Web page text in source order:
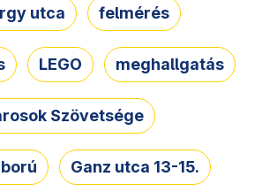
utca felmérés
LEGO meghallgatás
Szövetsége
Ganz utca 13-15.